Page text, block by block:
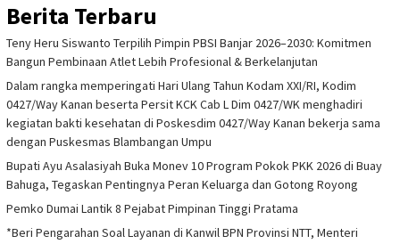
Berita Terbaru
Teny Heru Siswanto Terpilih Pimpin PBSI Banjar 2026–2030: Komitmen
Bangun Pembinaan Atlet Lebih Profesional & Berkelanjutan
Dalam rangka memperingati Hari Ulang Tahun Kodam XXI/RI, Kodim
0427/Way Kanan beserta Persit KCK Cab L Dim 0427/WK menghadiri
kegiatan bakti kesehatan di Poskesdim 0427/Way Kanan bekerja sama
dengan Puskesmas Blambangan Umpu
Bupati Ayu Asalasiyah Buka Monev 10 Program Pokok PKK 2026 di Buay
Bahuga, Tegaskan Pentingnya Peran Keluarga dan Gotong Royong
Pemko Dumai Lantik 8 Pejabat Pimpinan Tinggi Pratama
*Beri Pengarahan Soal Layanan di Kanwil BPN Provinsi NTT, Menteri